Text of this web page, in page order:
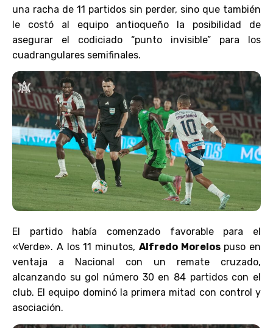
una racha de 11 partidos sin perder, sino que también
le costó al equipo antioqueño la posibilidad de
asegurar el codiciado “punto invisible” para los
cuadrangulares semifinales.
El partido había comenzado favorable para el
«Verde». A los 11 minutos, Alfredo Morelospuso en
ventaja a Nacional con un remate cruzado,
alcanzando su gol número 30 en 84 partidos con el
club. El equipo dominó la primera mitad con control y
asociación.